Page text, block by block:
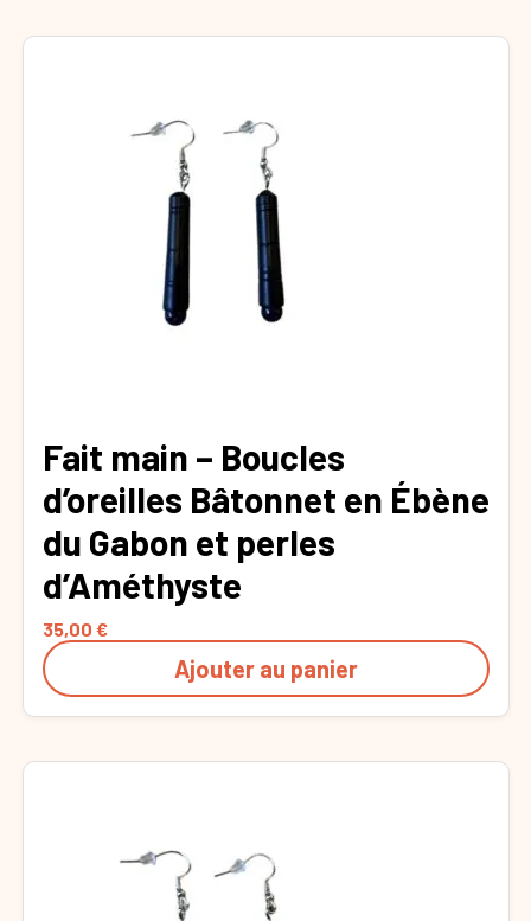
Fait main – Boucles
d’oreilles Bâtonnet en Ébène
du Gabon et perles
d’Améthyste
35,00 €
Ajouter au panier